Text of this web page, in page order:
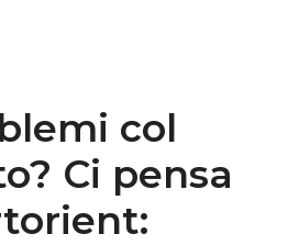
col
Ci pensa